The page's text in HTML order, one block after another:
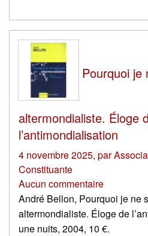
Pourquoi je
altermondialiste. Éloge
l’antimondialisation
4 novembre 2025, par
Constituante
Aucun commentaire
André Bellon, Pourquoi je ne
altermondialiste. Éloge de
une nuits, 2004, 10 €.